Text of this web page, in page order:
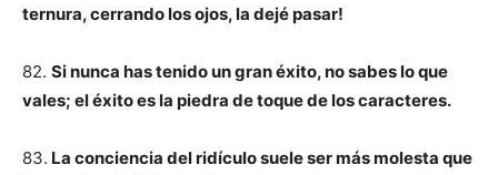
ternura, cerrando los ojos, la dejé pasar!
82. Si nunca has tenido un gran éxito, no sabes lo que
vales; el éxito es la piedra de toque de los caracteres.
83. La conciencia del ridículo suele ser más molesta que